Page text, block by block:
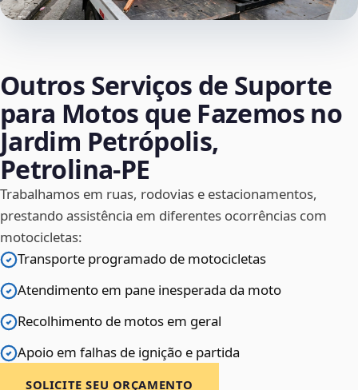
Outros Serviços de Suporte
para Motos que Fazemos no
Jardim Petrópolis,
Petrolina‑PE
Trabalhamos em ruas, rodovias e estacionamentos,
prestando assistência em diferentes ocorrências com
motocicletas:
Transporte programado de motocicletas
Atendimento em pane inesperada da moto
Recolhimento de motos em geral
Apoio em falhas de ignição e partida
SOLICITE SEU ORÇAMENTO